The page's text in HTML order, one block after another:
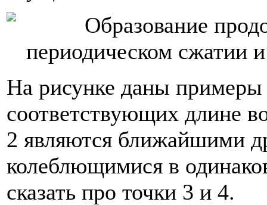
На рисунке даны примеры
соответствующих длине
2 являются ближайшими
колеблющимися в
сказать про точки 3 и 4.